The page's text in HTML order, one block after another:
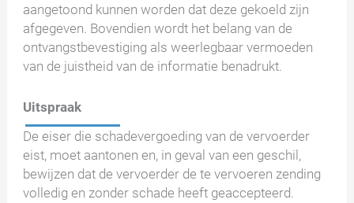
aangetoond kunnen worden dat deze gekoeld zijn
afgegeven. Bovendien wordt het belang van de
ontvangstbevestiging als weerlegbaar vermoeden
van de juistheid van de informatie benadrukt.
Uitspraak
De eiser die schadevergoeding van de vervoerder
eist, moet aantonen en, in geval van een geschil,
bewijzen dat de vervoerder de te vervoeren zending
volledig en zonder schade heeft geaccepteerd.